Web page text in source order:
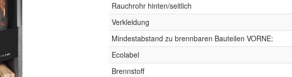
Rauchrohr hinten/seitlich
Verkleidung
Mindestabstand zu brennbaren Bauteilen VORNE:
Ecolabel
Brennstoff